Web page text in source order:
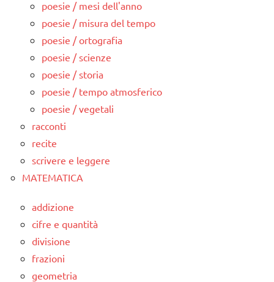
poesie / mesi dell'anno
poesie / misura del tempo
poesie / ortografia
poesie / scienze
poesie / storia
poesie / tempo atmosferico
poesie / vegetali
racconti
recite
scrivere e leggere
MATEMATICA
addizione
cifre e quantità
divisione
frazioni
geometria